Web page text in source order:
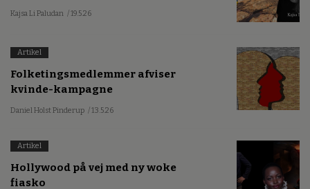
Kajsa Li Paludan / 19.5.26
Artikel
Folketingsmedlemmer afviser
kvinde-kampagne
Daniel Holst Pinderup / 13.5.26
Artikel
Hollywood på vej med ny woke
fiasko